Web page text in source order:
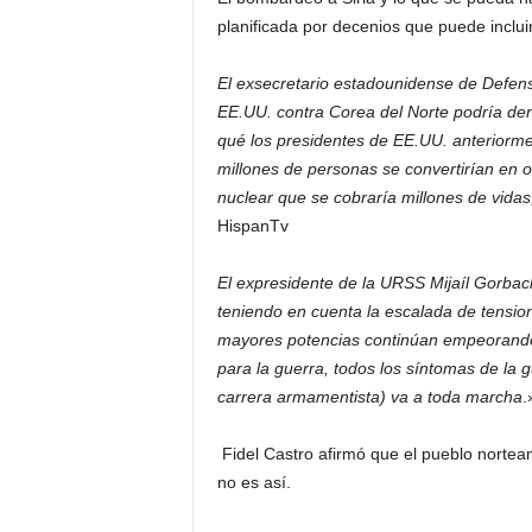
planificada por decenios que puede
El exsecretario estadounidense de
EE.UU. contra Corea del Norte podría
qué los presidentes de EE.UU.
millones de personas se convertirían en
nuclear que se cobraría millones de
HispanTv
El expresidente de la URSS Mijaíl
teniendo en cuenta la escalada de
mayores potencias continúan
para la guerra, todos los síntomas de la
carrera armamentista) va a toda marcha
Fidel Castro afirmó que el pueblo
no es así.